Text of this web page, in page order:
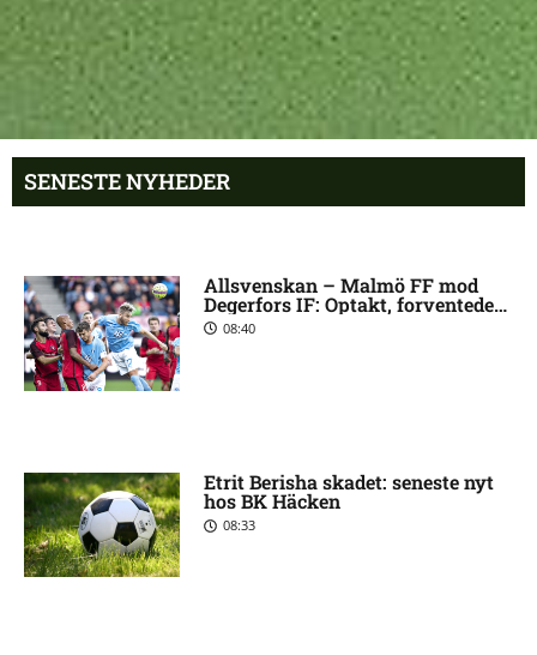
SENESTE NYHEDER
Allsvenskan – Malmö FF mod
Degerfors IF: Optakt, forventede
opstillinger, skader og
karantæner [2026/08/09]
08:40
Etrit Berisha skadet: seneste nyt
hos BK Häcken
08:33